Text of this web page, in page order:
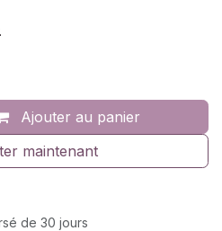
Ajouter au panier
maintenant
de 30 jours